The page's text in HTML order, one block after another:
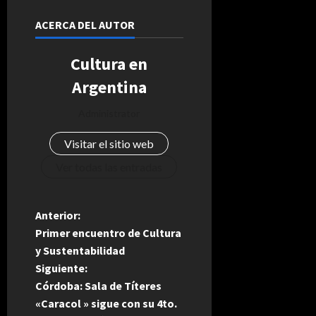
ACERCA DEL AUTOR
Cultura en
Argentina
Visitar el sitio web
N
a
v
e
Anterior:
Primer encuentro de Cultura
y Sustentabilidad
Siguiente:
Córdoba: Sala de Títeres
«Caracol » sigue con su 4to.